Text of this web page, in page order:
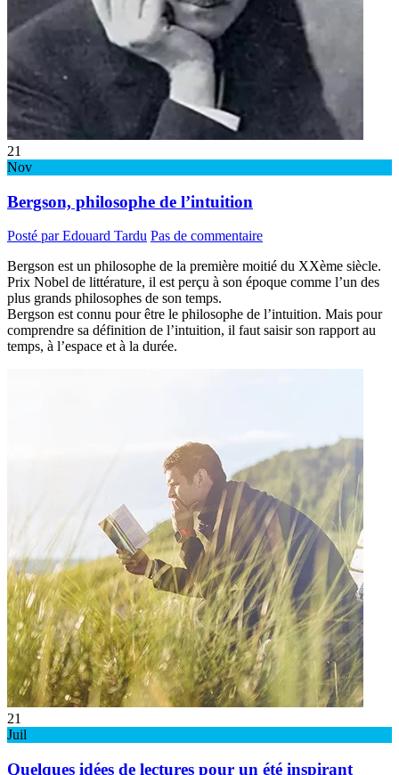
21
Nov
Bergson, philosophe de l’intuition
Posté par Edouard Tardu Pas de commentaire
Bergson est un philosophe de la première moitié du XXème siècle.
Prix Nobel de littérature, il est perçu à son époque comme l’un des
plus grands philosophes de son temps.
Bergson est connu pour être le philosophe de l’intuition. Mais pour
comprendre sa définition de l’intuition, il faut saisir son rapport au
temps, à l’espace et à la durée.
21
Juil
Quelques idées de lectures pour un été inspirant